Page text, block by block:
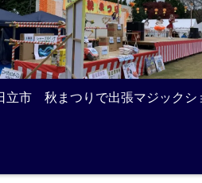
立市 秋まつりで出張マジックシ